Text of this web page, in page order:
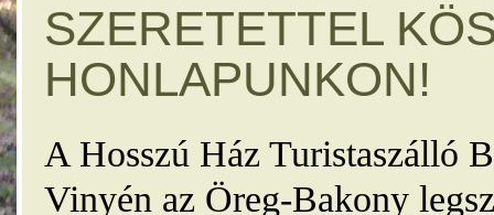
SZERETETTEL
HONLAPUNKON!
A Hosszú Ház Turistaszálló
Vinyén az Öreg-Bakony